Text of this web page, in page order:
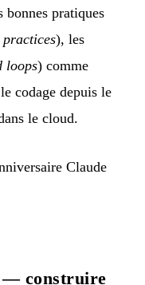
pratiques
), les
loops) comme
codage depuis le
le cloud.
Claude
— construire